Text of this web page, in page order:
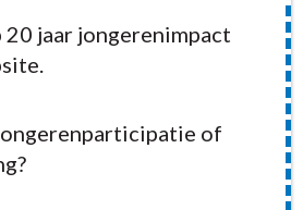
POSTS
jaar jongerenimpact
of